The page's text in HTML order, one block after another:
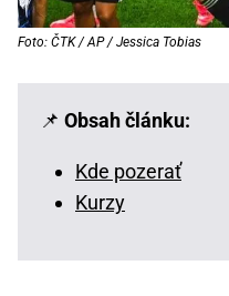
Foto: ČTK / AP / Jessica Tobias
📌 Obsah článku:
Kde pozerať
Kurzy